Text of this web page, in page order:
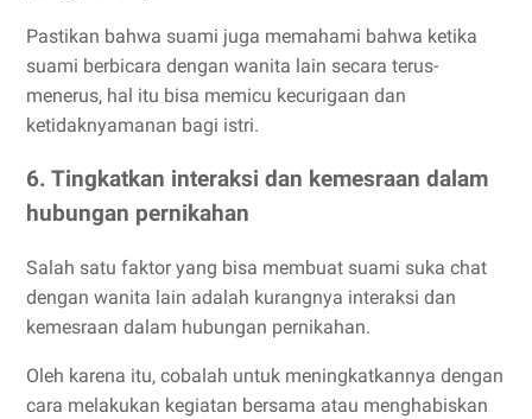
Pastikan bahwa suami juga memahami bahwa ketika
suami berbicara dengan wanita lain secara terus-
menerus, hal itu bisa memicu kecurigaan dan
ketidaknyamanan bagi istri.
6. Tingkatkan interaksi dan kemesraan dalam
hubungan pernikahan
Salah satu faktor yang bisa membuat suami suka chat
dengan wanita lain adalah kurangnya interaksi dan
kemesraan dalam hubungan pernikahan.
Oleh karena itu, cobalah untuk meningkatkannya dengan
cara melakukan kegiatan bersama atau menghabiskan